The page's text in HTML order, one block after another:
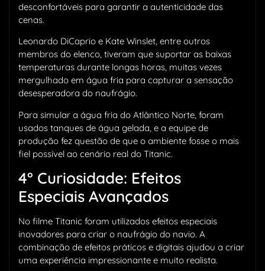
desconfortáveis para garantir a autenticidade das
cenas.
Leonardo DiCaprio e Kate Winslet, entre outros
membros do elenco, tiveram que suportar as baixas
temperaturas durante longas horas, muitas vezes
mergulhado em água fria para capturar a sensação
desesperadora do naufrágio.
Para simular a água fria do Atlântico Norte, foram
usados tanques de água gelada, e a equipe de
produção fez questão de que o ambiente fosse o mais
fiel possível ao cenário real do Titanic.
4° Curiosidade: Efeitos
Especiais Avançados
No filme Titanic foram utilizados efeitos especiais
inovadores para criar o naufrágio do navio. A
combinação de efeitos práticos e digitais ajudou a criar
uma experiência impressionante e muito realista.